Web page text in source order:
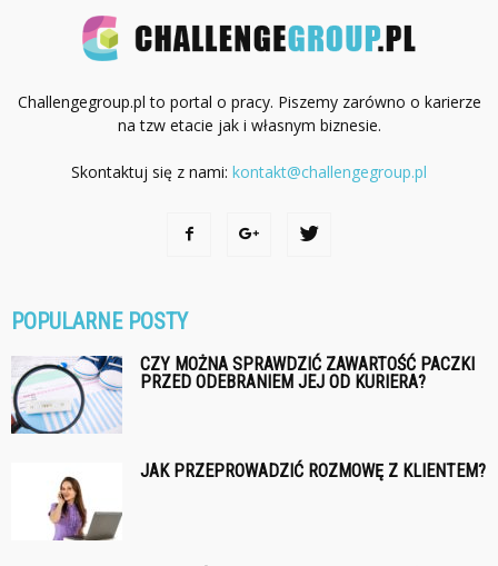
Challengegroup.pl to portal o pracy. Piszemy zarówno o karierze
na tzw etacie jak i własnym biznesie.
Skontaktuj się z nami: kontakt@challengegroup.pl
POPULARNE POSTY
CZY MOŻNA SPRAWDZIĆ ZAWARTOŚĆ PACZKI
PRZED ODEBRANIEM JEJ OD KURIERA?
JAK PRZEPROWADZIĆ ROZMOWĘ Z KLIENTEM?